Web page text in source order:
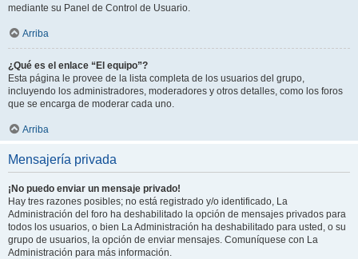
mediante su Panel de Control de Usuario.
Arriba
¿Qué es el enlace “El equipo”?
Esta página le provee de la lista completa de los usuarios del grupo,
incluyendo los administradores, moderadores y otros detalles, como los foros
que se encarga de moderar cada uno.
Arriba
Mensajería privada
¡No puedo enviar un mensaje privado!
Hay tres razones posibles; no está registrado y/o identificado, La
Administración del foro ha deshabilitado la opción de mensajes privados para
todos los usuarios, o bien La Administración ha deshabilitado para usted, o su
grupo de usuarios, la opción de enviar mensajes. Comuníquese con La
Administración para más información.